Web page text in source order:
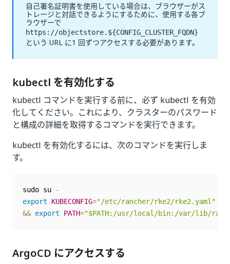
自己署名証明書を使用している場合は、ブラウザーがス
トレージと対話できるようにするために、使用する各ブ
ラウザーで
https://objectstore.${CONFIG_CLUSTER_FQDN}
という URL に1 回ずつアクセスする必要があります。
kubectl を有効化する
kubectl コマンドを実行する前に、必ず kubectl を有効
化してください。これにより、クラスターのパスワード
と構成の詳細を取得するコマンドを実行できます。
kubectl を有効化するには、次のコマンドを実行しま
す。
sudo su
-
export
KUBECONFIG="/etc/rancher/rke2/rke2.yaml"
&& export PATH="$PATH:/usr/local/bin:/var/lib/
ArgoCD にアクセスする